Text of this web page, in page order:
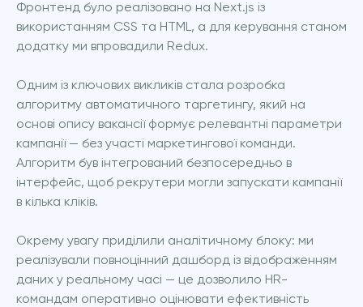
Фронтенд було реалізовано на Next.js із
використанням CSS та HTML, а для керування станом
додатку ми впровадили Redux.
Одним із ключових викликів стала розробка
алгоритму автоматичного таргетингу, який на
основі опису вакансії формує релевантні параметри
кампанії — без участі маркетингової команди.
Алгоритм був інтегрований безпосередньо в
інтерфейс, щоб рекрутери могли запускати кампанії
в кілька кліків.
Окрему увагу приділили аналітичному блоку: ми
реалізували повноцінний дашборд із відображенням
даних у реальному часі — це дозволило HR-
командам оперативно оцінювати ефективність